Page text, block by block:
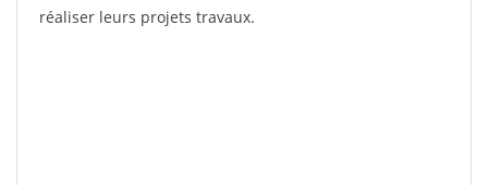
réaliser leurs projets travaux.